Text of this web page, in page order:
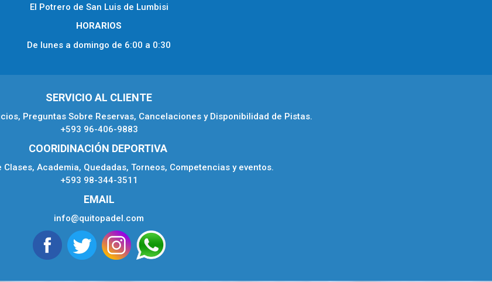
El Potrero de San Luis de Lumbisi
HORARIOS
De lunes a domingo de 6:00 a 0:30
SERVICIO AL CLIENTE
Preguntas Sobre Reservas, Cancelaciones y Disponibilidad de Pistas.
+593 96-406-9883
COORIDINACIÓN DEPORTIVA
Academia, Quedadas, Torneos, Competencias y eventos.
+593 98-344-3511
EMAIL
info@quitopadel.com